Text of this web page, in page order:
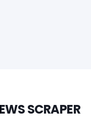
SCRAPER